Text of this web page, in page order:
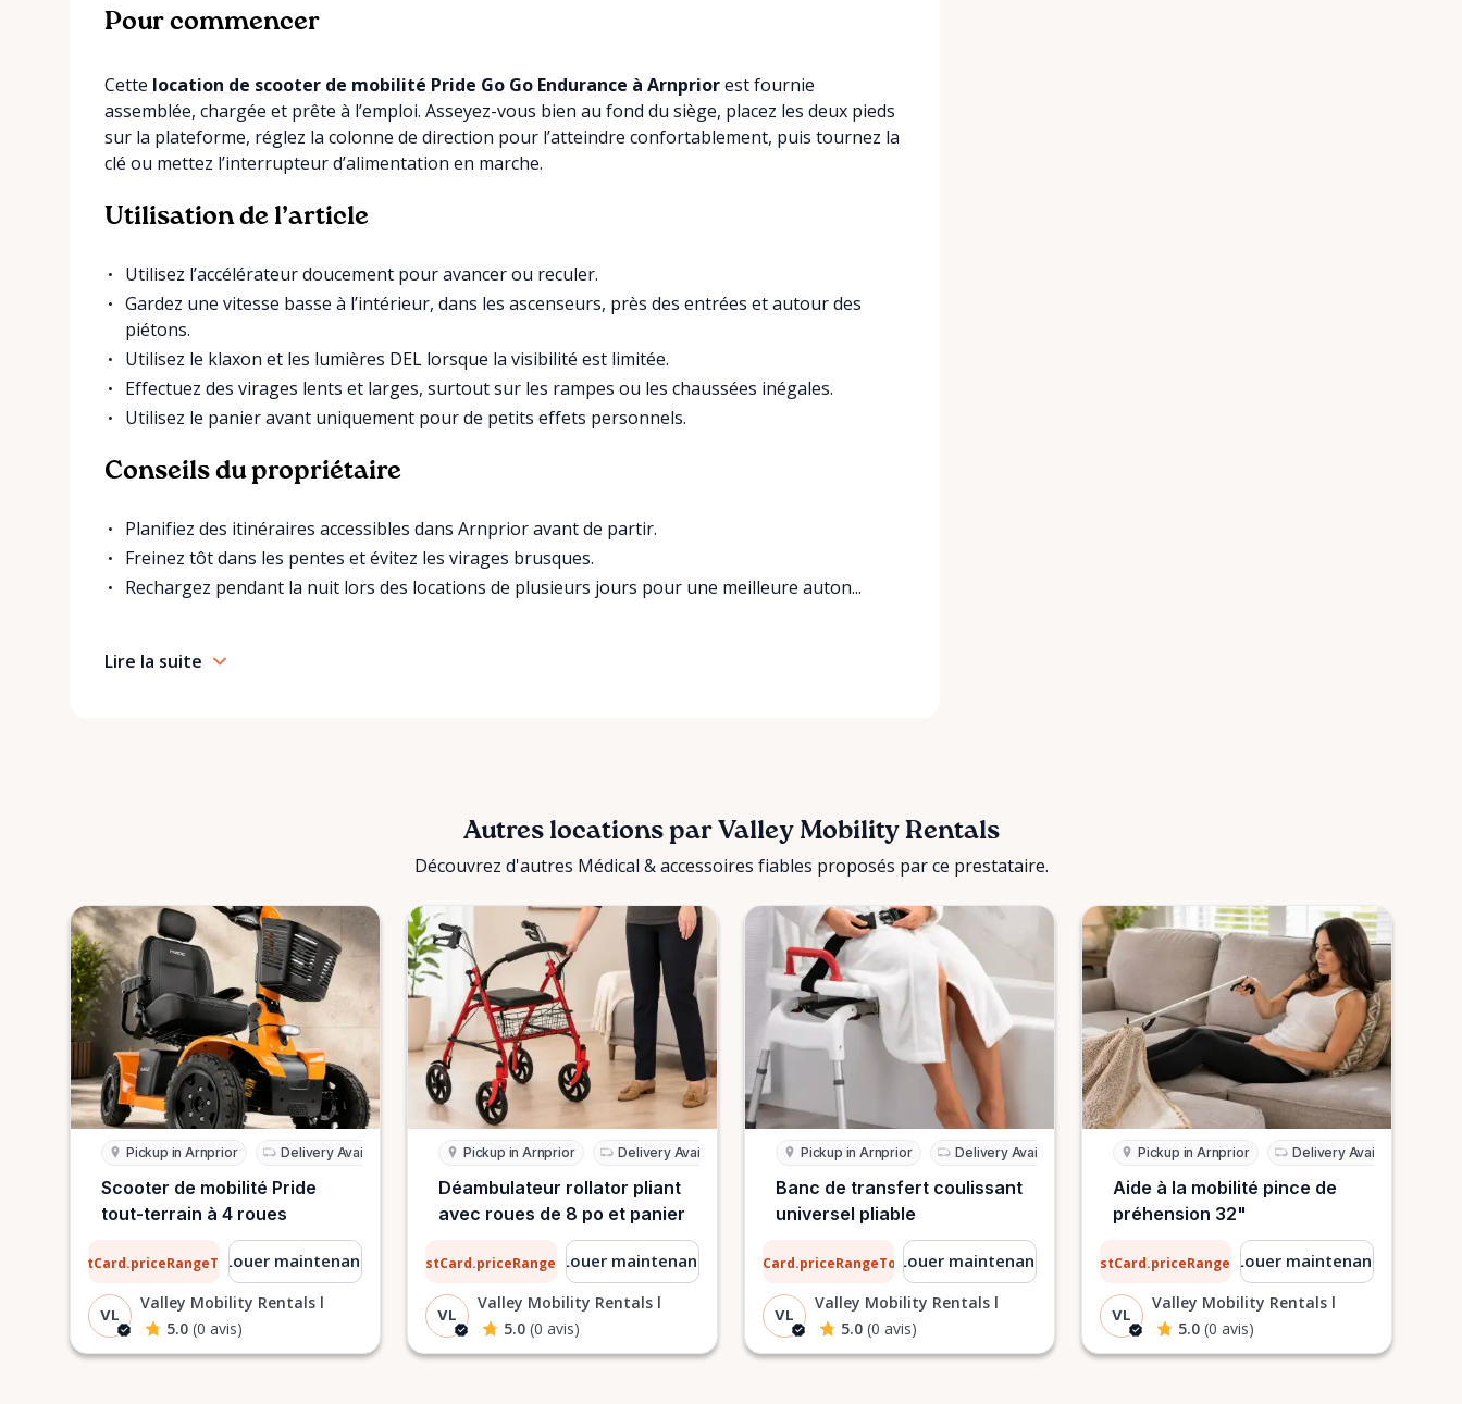
Pour commencer
Cette location de scooter de mobilité Pride Go Go Endurance à Arnpriorest fournie
assemblée, chargée et prête à l’emploi. Asseyez-vous bien au fond du siège, placez les deux pieds
sur la plateforme, réglez la colonne de direction pour l’atteindre confortablement, puis tournez la
clé ou mettez l’interrupteur d’alimentation en marche.
Utilisation de l’article
Utilisez l’accélérateur doucement pour avancer ou reculer.
Gardez une vitesse basse à l’intérieur, dans les ascenseurs, près des entrées et autour des
piétons.
Utilisez le klaxon et les lumières DEL lorsque la visibilité est limitée.
Effectuez des virages lents et larges, surtout sur les rampes ou les chaussées inégales.
Utilisez le panier avant uniquement pour de petits effets personnels.
Conseils du propriétaire
Planifiez des itinéraires accessibles dans Arnprior avant de partir.
Freinez tôt dans les pentes et évitez les virages brusques.
Rechargez pendant la nuit lors des locations de plusieurs jours pour une meilleure auton...
Lire la suite
Autres locations par Valley Mobility Rentals
Découvrez d'autres Médical & accessoires fiables proposés par ce prestataire.
Scooter de mobilité Pride
tout-terrain à 4 roues
Pickup in Arnprior Delivery Available
ListCard.priceRangeTo par jour
Louer maintenant
VL
Valley Mobility Rentals l
5.0 (0 avis)
Déambulateur rollator pliant
avec roues de 8 po et panier
Pickup in Arnprior Delivery Available
0,76 $ ListCard.priceRangeTo par jour
Louer maintenant
VL
Valley Mobility Rentals l
5.0 (0 avis)
Banc de transfert coulissant
universel pliable
Pickup in Arnprior Delivery Available
ListCard.priceRangeTo par jour
Louer maintenant
VL
Valley Mobility Rentals l
5.0 (0 avis)
Aide à la mobilité pince de
préhension 32"
Pickup in Arnprior Delivery Available
0,51 $ ListCard.priceRangeTo par jour
Louer maintenant
VL
Valley Mobility Rentals l
5.0 (0 avis)